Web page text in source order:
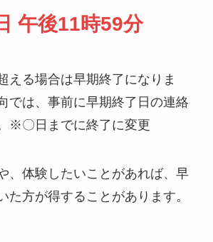
午後11時59分
える場合は早期終了になりま
では、事前に早期終了日の連絡
※〇日までに終了に変更
、体験したいことがあれば、早
た方が得することがあります。